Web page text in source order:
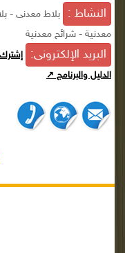
النشاط :
بلاط معدنى -
معدنية - شرائح معدنية
البريد الإلكترونى:
الدليل والبرنامج ↗